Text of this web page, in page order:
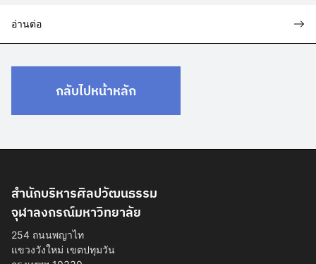
อ่านต่อ
กลับไปหน้าหลัก
สำนักบริหารศิลปวัฒนธรรม
จุฬาลงกรณ์มหาวิทยาลัย
254 ถนนพญาไท
แขวงวังใหม่ เขตปทุมวัน